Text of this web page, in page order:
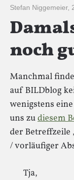
Stefan Niggemeier,
noch
Manchmal
auf BILDblog
wenigstens
uns zudiesem
der Betreffzeile
/ vorläufiger
Tja,